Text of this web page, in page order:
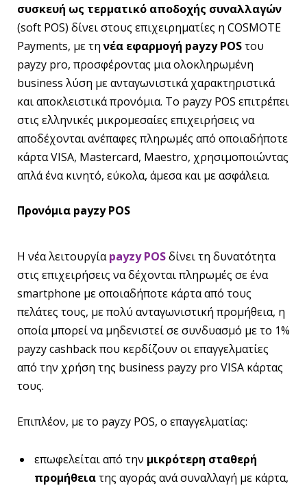
συσκευή ως τερματικό αποδοχής συναλλαγών
(soft POS) δίνει στους επιχειρηματίες η COSMOTE
Payments, με τηνέα εφαρμογή payzy POSτου
payzy pro, προσφέροντας μια ολοκληρωμένη
business λύση με ανταγωνιστικά χαρακτηριστικά
και αποκλειστικά προνόμια. Το payzy POS επιτρέπει
στις ελληνικές μικρομεσαίες επιχειρήσεις να
αποδέχονται ανέπαφες πληρωμές από οποιαδήποτε
κάρτα VISA, Mastercard, Maestro, χρησιμοποιώντας
απλά ένα κινητό, εύκολα, άμεσα και με ασφάλεια.
Προνόμια payzy POS
H νέα λειτουργίαpayzy POSδίνει τη δυνατότητα
στις επιχειρήσεις να δέχονται πληρωμές σε ένα
smartphone με οποιαδήποτε κάρτα από τους
πελάτες τους, με πολύ ανταγωνιστική προμήθεια, η
οποία μπορεί να μηδενιστεί σε συνδυασμό με το 1%
payzy cashback που κερδίζουν οι επαγγελματίες
από την χρήση της business payzy pro VISA κάρτας
τους.
Επιπλέον, με το payzy POS, ο επαγγελματίας:
επωφελείται από την μικρότερη σταθερή
προμήθειατης αγοράς ανά συναλλαγή με κάρτα,